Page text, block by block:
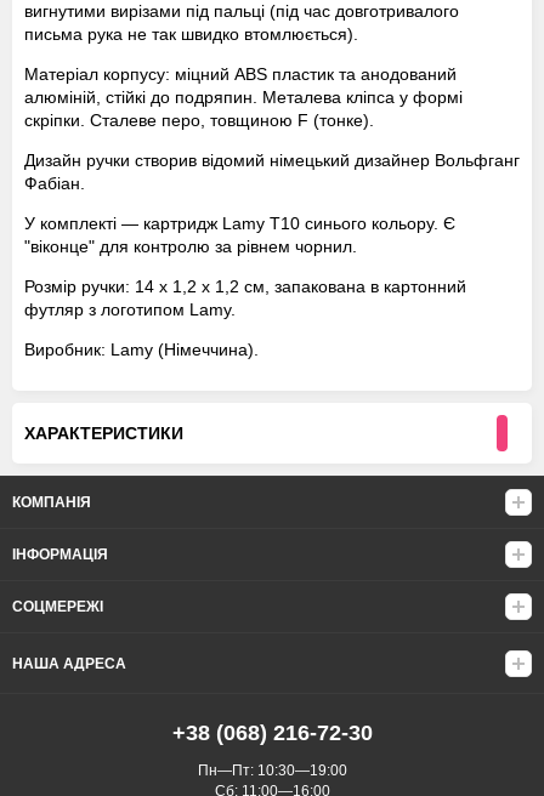
вигнутими вирізами під пальці (під час довготривалого
письма рука не так швидко втомлюється).
Матеріал корпусу: міцний ABS пластик та анодований
алюміній, стійкі до подряпин. Металева кліпса у формі
скріпки. Сталеве перо, товщиною F (тонке).
Дизайн ручки створив відомий німецький дизайнер Вольфганг
Фабіан.
У комплекті — картридж Lamy Т10 синього кольору. Є
"віконце" для контролю за рівнем чорнил.
Розмір ручки: 14 х 1,2 х 1,2 см, запакована в картонний
футляр з логотипом Lamy.
Виробник: Lamy (Німеччина).
ХАРАКТЕРИСТИКИ
КОМПАНІЯ
ІНФОРМАЦІЯ
СОЦМЕРЕЖІ
НАША АДРЕСА
+38 (068) 216-72-30
Пн—Пт: 10:30—19:00
Сб: 11:00—16:00